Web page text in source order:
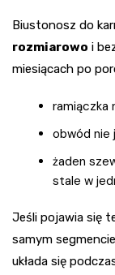
Biustonosz do
rozmiarowo i
miesiącach po
ramiączka
obwód nie
żaden
stale w
Jeśli pojawia się
samym
układa się